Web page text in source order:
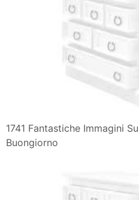
1741 Fantastiche Immagini
Buongiorno